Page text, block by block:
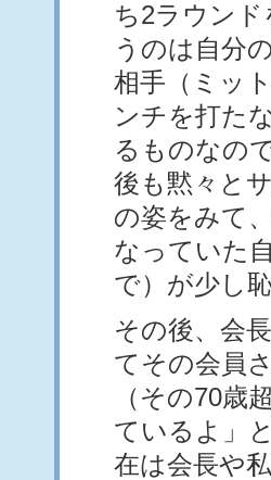
ち2ラウン
うのは自分
相手（ミッ
ンチを打た
るものなの
後も黙々と
の姿をみて
なっていた
で）が少し
その後、会
てその会員
（その70歳
ているよ」
在は会長や